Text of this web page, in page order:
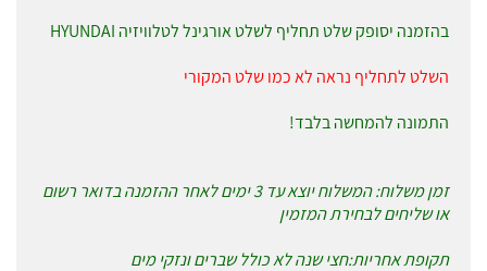
בהזמנה יסופק שלט תחליף לשלט אורגינל לטלוויזיה HYUNDAI
השלט לתחליף נראה לא כמו שלט המקורי
התמונה להמחשה בלבד!
זמן משלוח: המשלוח יוצא עד 3 ימים לאחר ההזמנה בדואר רשום
או שליחים לבחירת המזמין
תקופת אחריות:חצי שנה לא כולל שברים ונזקי מים